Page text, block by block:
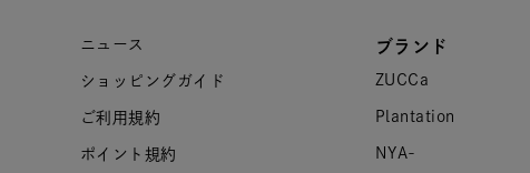
ニュース
ショッピングガイド
ご利用規約
ポイント規約
ブランド
ZUCCa
Plantation
NYA-